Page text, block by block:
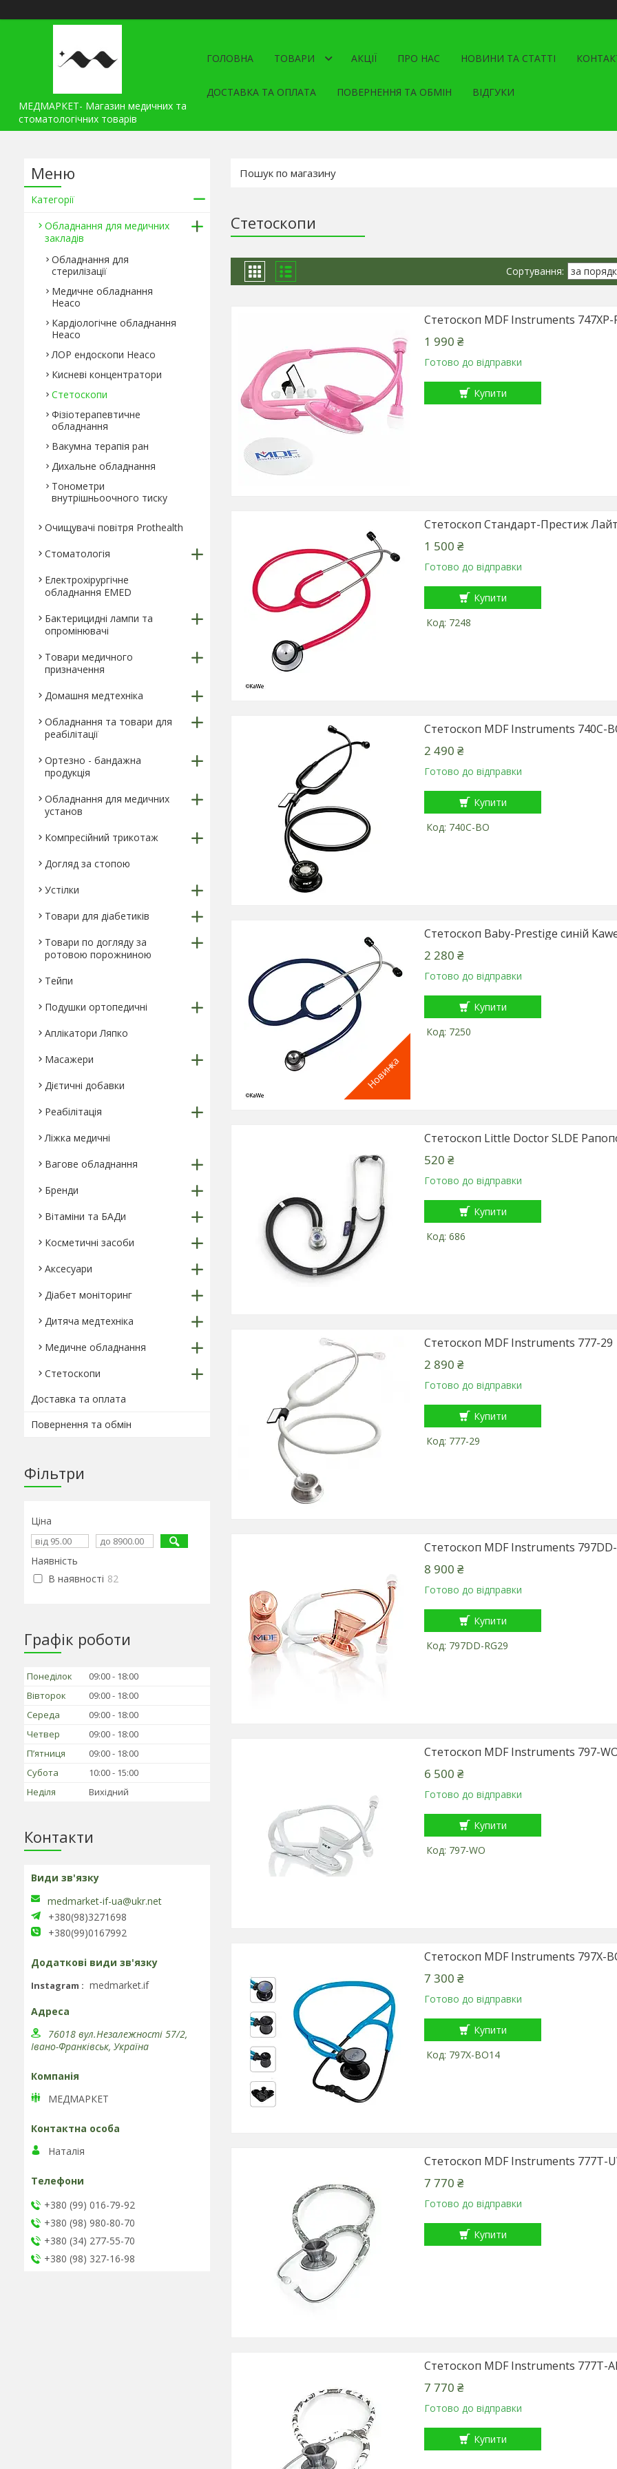
МЕДМАРКЕТ- Магазин медичних та
стоматологічних товарів
ГОЛОВНА ТОВАРИ АКЦІЇ ПРО НАС НОВИНИ ТА СТАТТІ
ДОСТАВКА ТА ОПЛАТА ПОВЕРНЕННЯ ТА ОБМІН ВІДГУКИ
Стетоскопи
Стетоскоп MDF Instruments 747XP-
1 990 ₴
Готово до відправки
Купити
Стетоскоп Стандарт-Престиж
1 500 ₴
Готово до відправки
Купити
7248
Стетоскоп MDF Instruments 740C-
2 490 ₴
Готово до відправки
Купити
740C-BO
Новинка
Стетоскоп Baby-Prestige синій
2 280 ₴
Готово до відправки
Купити
7250
Стетоскоп Little Doctor SLDE
520 ₴
Готово до відправки
Купити
686
Стетоскоп MDF Instruments 777-29
2 890 ₴
Готово до відправки
Купити
777-29
Стетоскоп MDF Instruments
8 900 ₴
Готово до відправки
Купити
797DD-RG29
Стетоскоп MDF Instruments 797-
6 500 ₴
Готово до відправки
Купити
797-WO
Стетоскоп MDF Instruments 797X-
7 300 ₴
Готово до відправки
Купити
797X-BO14
Стетоскоп MDF Instruments 777T-
7 770 ₴
Готово до відправки
Купити
Стетоскоп MDF Instruments 777T-
7 770 ₴
Готово до відправки
Купити
Категорії
Обладнання для медичних
закладів
Обладнання для
стерилізації
Медичне обладнання
Heaco
Кардіологічне обладнання
Heaco
ЛОР ендоскопи Heaco
Кисневі концентратори
Стетоскопи
Фізіотерапевтичне
обладнання
Вакумна терапія ран
Дихальне обладнання
Тонометри
внутрішньоочного тиску
Очищувачі повітря Prothealth
Стоматологія
Електрохірургічне
обладнання EMED
Бактерицидні лампи та
опромінювачі
Товари медичного
призначення
Домашня медтехніка
Обладнання та товари для
реабілітації
Ортезно - бандажна
продукція
Обладнання для медичних
установ
Компресійний трикотаж
Догляд за стопою
Устілки
Товари для діабетиків
Товари по догляду за
ротовою порожниною
Тейпи
Подушки ортопедичні
Аплікатори Ляпко
Масажери
Дієтичні добавки
Реабілітація
Ліжка медичні
Вагове обладнання
Бренди
Вітаміни та БАДи
Косметичні засоби
Аксесуари
Діабет моніторинг
Дитяча медтехніка
Медичне обладнання
Стетоскопи
Доставка та оплата
Повернення та обмін
Фільтри
Ціна
Наявність
В наявності 82
Графік роботи
Понеділок 09:00
18:00
Вівторок
09:00
18:00
Середа
09:00
18:00
Четвер
09:00
18:00
Пʼятниця
09:00
18:00
Субота
10:00
15:00
Неділя
Вихідний
Контакти
medmarket-if-ua@ukr.net
+380(98)3271698
+380(99)0167992
Instagram medmarket.if
76018 вул.Незалежності 57/2,
Івано-Франківськ, Україна
МЕДМАРКЕТ
Наталія
+380 (99) 016-79-92
+380 (98) 980-80-70
+380 (34) 277-55-70
+380 (98) 327-16-98